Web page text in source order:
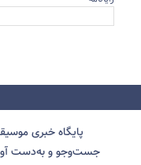
پایگاه خبری
جست‌و‌جو و به‌دست